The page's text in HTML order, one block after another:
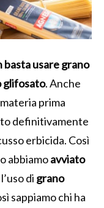
basta usare grano
glifosato. Anche
prima
definitivamente
erbicida. Così
abbiamoavviato
di grano
sappiamo chi ha